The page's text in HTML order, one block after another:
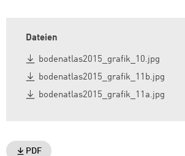
Dateien
bodenatlas2015_grafik_10.jpg
bodenatlas2015_grafik_11b.jpg
bodenatlas2015_grafik_11a.jpg
PDF